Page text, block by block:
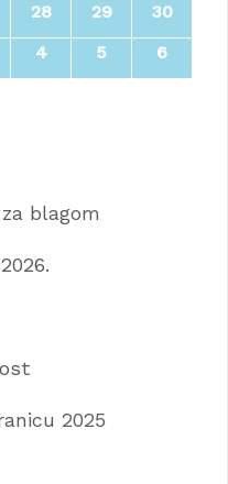
28 29
30
4 5 6
blagom
2025